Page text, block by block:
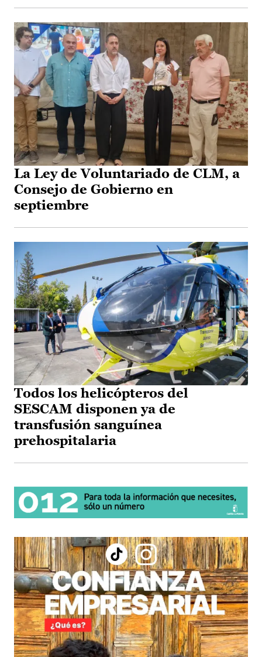
La Ley de Voluntariado de CLM, a
Consejo de Gobierno en
septiembre
Todos los helicópteros del
SESCAM disponen ya de
transfusión sanguínea
prehospitalaria